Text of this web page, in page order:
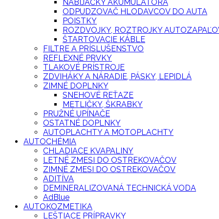
NABÍJAČKY AKUMULÁTORA
ODPUDZOVAČ HLODAVCOV DO AUTA
POISTKY
ROZDVOJKY, ROZTROJKY
ŠTARTOVACIE KÁBLE
FILTRE A PRÍSLUŠENSTVO
REFLEXNÉ PRVKY
TLAKOVÉ PRÍSTROJE
ZDVIHÁKY A NÁRADIE, PÁSKY, LEPIDLÁ
ZIMNÉ DOPLNKY
SNEHOVÉ REŤAZE
METLIČKY, ŠKRABKY
PRUŽNÉ UPÍNAČE
OSTATNÉ DOPLNKY
AUTOPLACHTY A MOTOPLACHTY
AUTOCHÉMIA
CHLADIACE KVAPALINY
LETNÉ ZMESI DO OSTREKOVAČOV
ZIMNÉ ZMESI DO OSTREKOVAČOV
ADITÍVA
DEMINERALIZOVANÁ TECHNICKÁ VODA
AdBlue
AUTOKOZMETIKA
LEŠTIACE PRÍPRAVKY